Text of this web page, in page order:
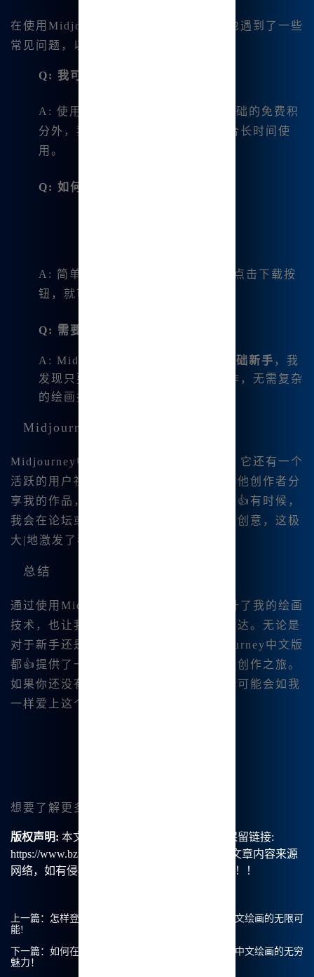
在使用Midjourney中文版的过程中，我也遇到了一些
常见问题，以下是我的一些解答和建议：
Q: 我可以使用多少次？
A: 使用Midjourney中文版，除了基础的免费积
分外，我可以无限次创作，非常适合长时间使
用。
Q: 如何导出我的作品？
A: 简单地选择我喜欢的绘图，然后点击下载按
钮，就可以将它保存到我的设备上。
Q: 需要学习复杂的技巧吗？
A: Midjourney中文版非常适合 零基础新手 ，我
发现只要掌握基本输入即可进行创作，无需复杂
的绘画技巧。
Midjourney的社区与支持
Midjourney中文版不仅是一个绘图工具，它还有一个
活跃的用户社区。在这里，我可以与其他创作者分
享我的作品，获取灵感，并参与讨论。👍有时候，
我会在论坛或社交媒体上看到其他用户的创意，这极
大|地激发了我的创造力。
总结
通过使用Midjourney中文版，我不仅提升了我的绘画
技术，也让我的创意得到了更充分的表达。无论是
对于新手还是有经验的👍艺术家，Midjourney中文版
都👍提供了一个理想的平台，助力我们的创作之旅。
如果你还没有试过，不妨来尝试一下，您可能会如我
一样爱上这个工具。
想要了解更多，欢迎访问
版权声明: 本文由【B族智能】原创，转载请保留链接:
https://www.bzu.cn/news/show/8424.html，部分文章内容来源
网络，如有侵权请联系我们删除处理。谢谢！！！
上一篇： 怎样登录Midjourney官方中文版？探索Mj中文绘画的无限可
能!
下一篇： 如何在国内使用Midjourney中文版？探索Mj中文绘画的无穷
魅力！